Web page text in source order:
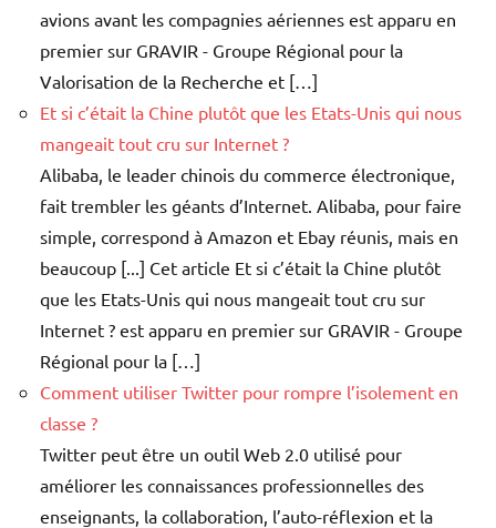
avions avant les compagnies aériennes est apparu en
premier sur GRAVIR - Groupe Régional pour la
Valorisation de la Recherche et […]
Et si c’était la Chine plutôt que les Etats-Unis qui nous
mangeait tout cru sur Internet ?
Alibaba, le leader chinois du commerce électronique,
fait trembler les géants d’Internet. Alibaba, pour faire
simple, correspond à Amazon et Ebay réunis, mais en
beaucoup [...] Cet article Et si c’était la Chine plutôt
que les Etats-Unis qui nous mangeait tout cru sur
Internet ? est apparu en premier sur GRAVIR - Groupe
Régional pour la […]
Comment utiliser Twitter pour rompre l’isolement en
classe ?
Twitter peut être un outil Web 2.0 utilisé pour
améliorer les connaissances professionnelles des
enseignants, la collaboration, l’auto-réflexion et la